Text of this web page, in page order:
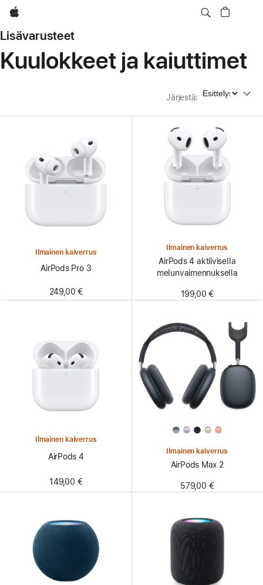
Apple
Lisävarusteet
Kuulokkeet ja kaiuttimet
Järjestä: Järjestä
Ilmainen kaiverrus
AirPods Pro 3
249,00 €
Ilmainen kaiverrus
AirPods 4 aktiivisella
melunvaimennuksella
199,00 €
Ilmainen kaiverrus
AirPods 4
149,00 €
Ilmainen kaiverrus
AirPods Max 2
579,00 €